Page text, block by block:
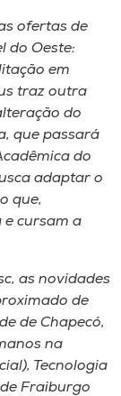
ofertas de
do Oeste:
em
traz outra
do
que passará
do
adaptar o
que,
cursam a
as novidades
de
de Chapecó,
na
Tecnologia
Fraiburgo